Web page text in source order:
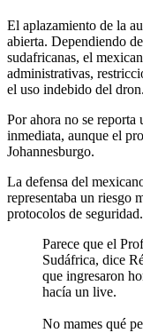
El aplazamiento de la
abierta. Dependiendo
sudafricanas, el
administrativas,
el uso indebido del dron.
Por ahora no se
inmediata, aunque el
Johannesburgo.
La defensa del
representaba un riesgo
protocolos de seguridad.
Parece que el
Sudáfrica, dice
que ingresaron
hacía un live.
No mames qué